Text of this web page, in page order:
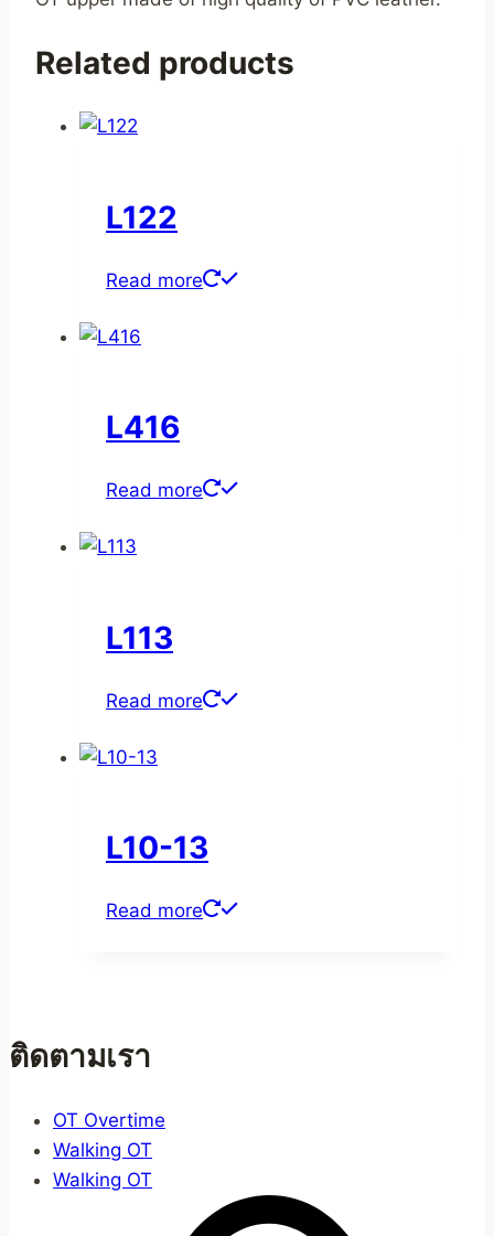
Related products
L122
Read more
L416
Read more
L113
Read more
L10-13
Read more
ติดตามเรา
OT Overtime
Walking OT
Walking OT